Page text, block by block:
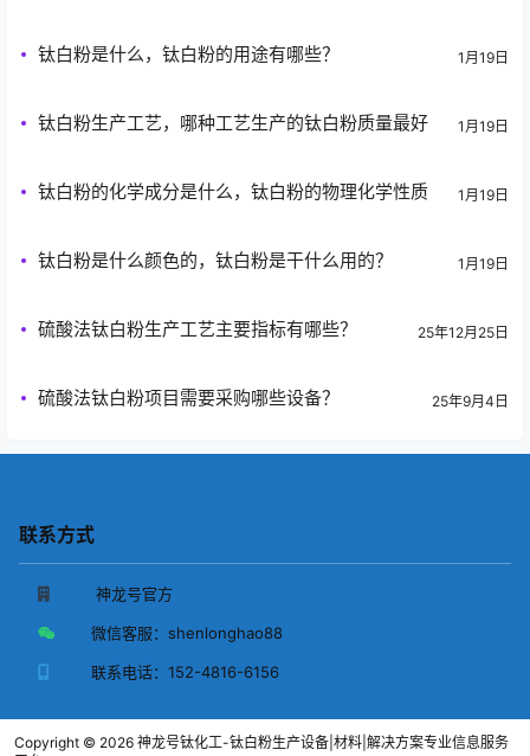
钛白粉是什么，钛白粉的用途有哪些？ 1月19日
钛白粉生产工艺，哪种工艺生产的钛白粉质量最好 1月19日
钛白粉的化学成分是什么，钛白粉的物理化学性质 1月19日
钛白粉是什么颜色的，钛白粉是干什么用的？ 1月19日
硫酸法钛白粉生产工艺主要指标有哪些？ 25年12月25日
硫酸法钛白粉项目需要采购哪些设备？ 25年9月4日
联系方式
神龙号官方
微信客服： shenlonghao88
联系电话： 152-4816-6156
Copyright © 2026 神龙号钛化工-钛白粉生产设备|材料|解决方案专业信息服务